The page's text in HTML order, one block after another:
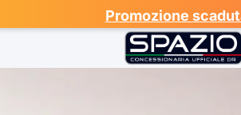
Promozione